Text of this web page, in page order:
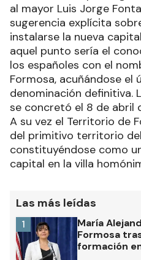
al mayor Luis Jorge
sugerencia explícita
instalarse la nueva
aquel punto sería el
los españoles con el
Formosa, acuñándose
denominación definitiva.
se concretó el 8 de abril
A su vez el Territorio de
del primitivo territorio
constituyéndose como
capital en la villa
Las más leídas
María
Formosa
formación
1